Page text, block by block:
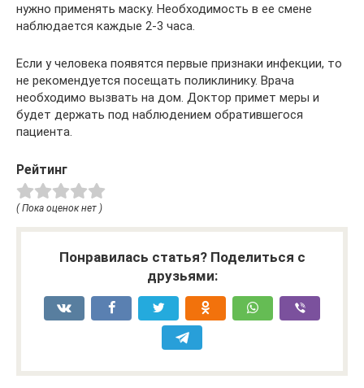
нужно применять маску. Необходимость в ее смене
наблюдается каждые 2-3 часа.
Если у человека появятся первые признаки инфекции, то
не рекомендуется посещать поликлинику. Врача
необходимо вызвать на дом. Доктор примет меры и
будет держать под наблюдением обратившегося
пациента.
Рейтинг
( Пока оценок нет )
Понравилась статья? Поделиться с
друзьями: